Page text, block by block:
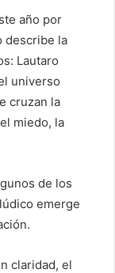
año por
describe la
Lautaro
universo
cruzan la
miedo, la
de los
emerge
claridad, el